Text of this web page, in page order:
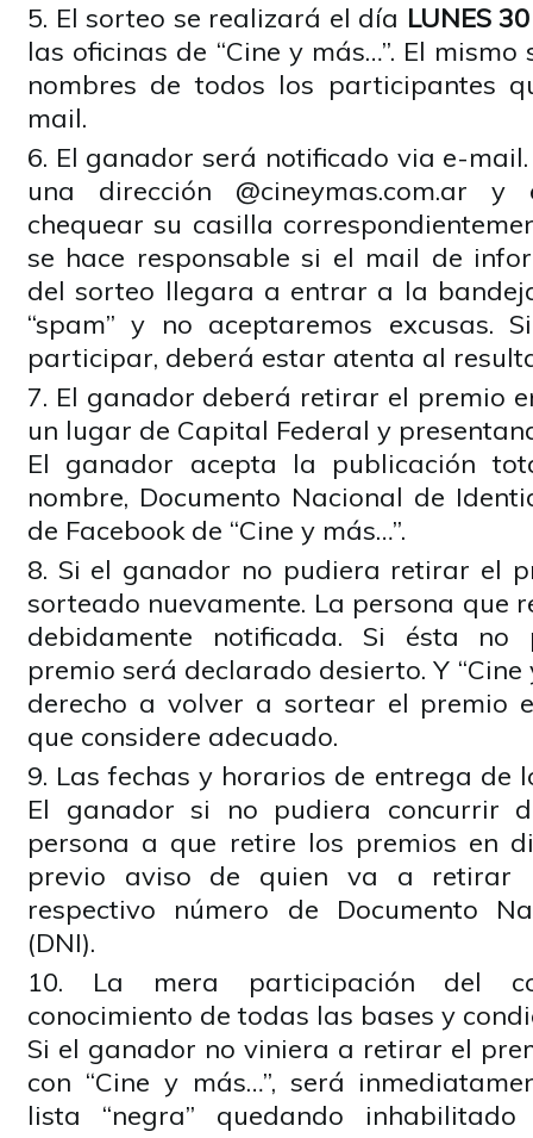
El sorteo se realizará el día LUNES
las oficinas de “Cine y más…”. El
nombres de todos los participantes
mail.
El ganador será notificado via e-
una dirección @cineymas.com.ar
chequear su casilla
se hace responsable si el mail de
del sorteo llegara a entrar a la
“spam” y no aceptaremos excusas.
participar, deberá estar atenta al
El ganador deberá retirar el premio
un lugar de Capital Federal y
El ganador acepta la publicación
nombre, Documento Nacional de
de Facebook de “Cine y más…”.
Si el ganador no pudiera retirar el
sorteado nuevamente. La persona que
debidamente notificada. Si ésta no
premio será declarado desierto. Y “Cine
derecho a volver a sortear el premio
que considere adecuado.
Las fechas y horarios de entrega de
El ganador si no pudiera concurrir
persona a que retire los premios en
previo aviso de quien va a retirar
respectivo número de Documento
(DNI).
La mera participación del
conocimiento de todas las bases y
Si el ganador no viniera a retirar el
con “Cine y más…”, será
lista “negra” quedando